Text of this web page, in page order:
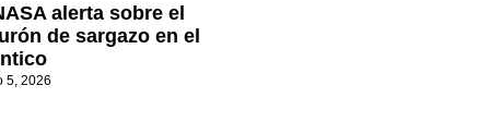
alerta sobre el
de sargazo en el
5, 2026